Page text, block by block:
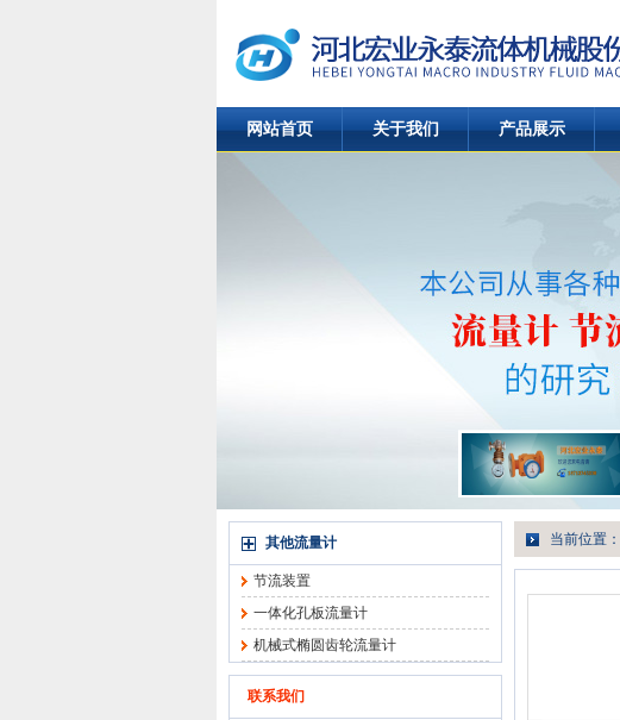
网站首页 关于我们 产品展示
其他流量计
节流装置
一体化孔板流量计
机械式椭圆齿轮流量计
联系我们
当前位置：